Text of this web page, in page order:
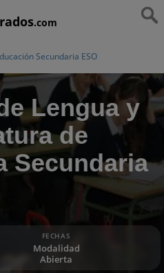
.com
Secundaria ESO
Lengua y
de
Secundaria
FECHAS
Modalidad
Abierta